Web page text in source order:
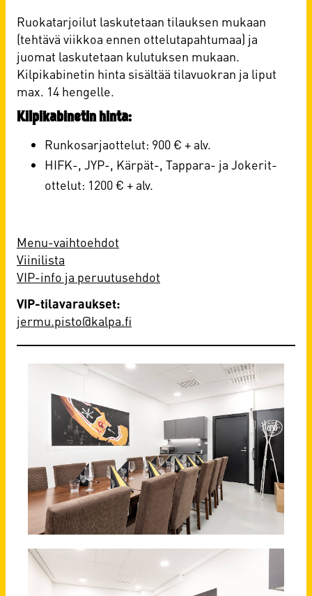
Ruokatarjoilut laskutetaan tilauksen mukaan
(tehtävä viikkoa ennen ottelutapahtumaa) ja
juomat laskutetaan kulutuksen mukaan.
Kilpikabinetin hinta sisältää tilavuokran ja liput
max. 14 hengelle.
Kilpikabinetin hinta:
Runkosarjaottelut: 900 € + alv.
HIFK-, JYP-, Kärpät-, Tappara- ja Jokerit-
ottelut: 1200 € + alv.
Menu-vaihtoehdot
Viinilista
VIP-info ja peruutusehdot
VIP-tilavaraukset:
jermu.pisto@kalpa.fi